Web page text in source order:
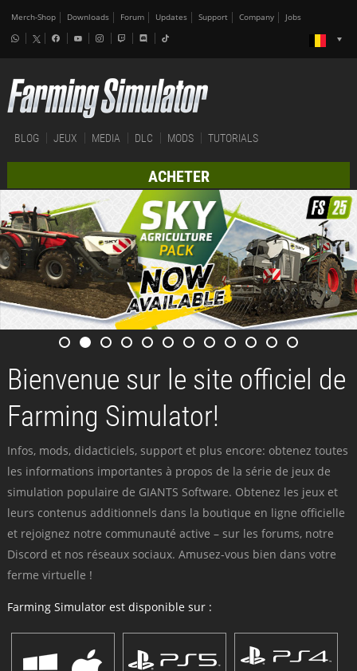
Merch-Shop Downloads Forum Updates Support Company Jobs
BLOG JEUX MEDIA DLC MODS TUTORIALS
ACHETER
Bienvenue sur le site officiel de
Farming Simulator!
Infos, mods, didacticiels, support et plus encore: obtenez toutes
les informations importantes à propos de la série de jeux de
simulation populaire de GIANTS Software. Obtenez les jeux et
leurs contenus additionnels dans la boutique en ligne officielle
et rejoignez notre communauté active – sur les forums, notre
Discord et nos réseaux sociaux. Amusez-vous bien dans votre
ferme virtuelle !
Farming Simulator est disponible sur :